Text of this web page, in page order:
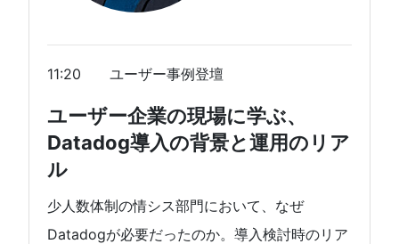
11:20 ユーザー事例登壇
ユーザー企業の現場に学ぶ、
Datadog導入の背景と運用のリア
ル
少人数体制の情シス部門において、なぜ
Datadogが必要だったのか。導入検討時のリア